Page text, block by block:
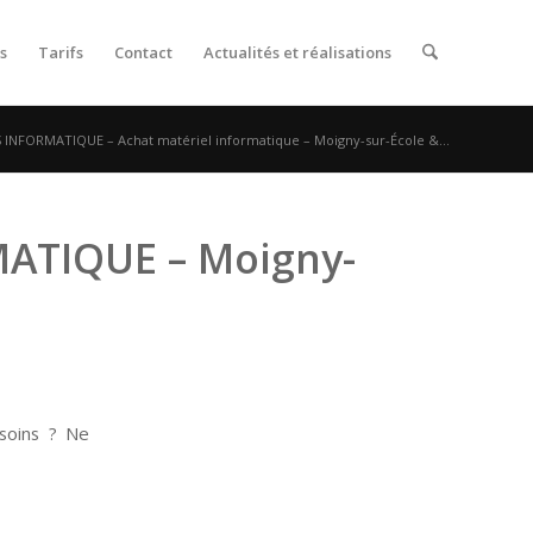
Tarifs Contact Actualités et réalisations
INFORMATIQUE – Achat matériel informatique – Moigny-sur-École &...
– Moigny-
? Ne